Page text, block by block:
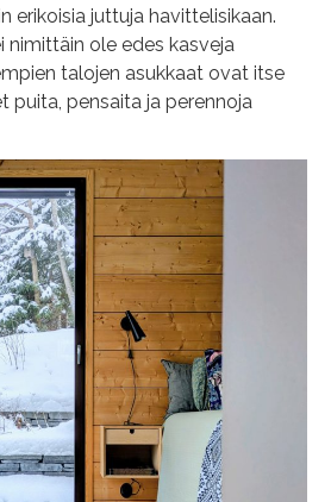
erikoisia juttuja havittelisikaan.
nimittäin ole edes kasveja
talojen asukkaat ovat itse
puita, pensaita ja perennoja